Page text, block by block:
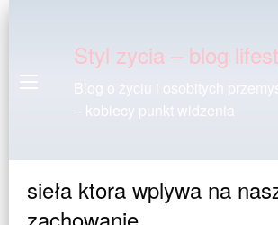
Styl zycia – blog
– kobiecy punkt widzenia
sieła ktora wplywa na